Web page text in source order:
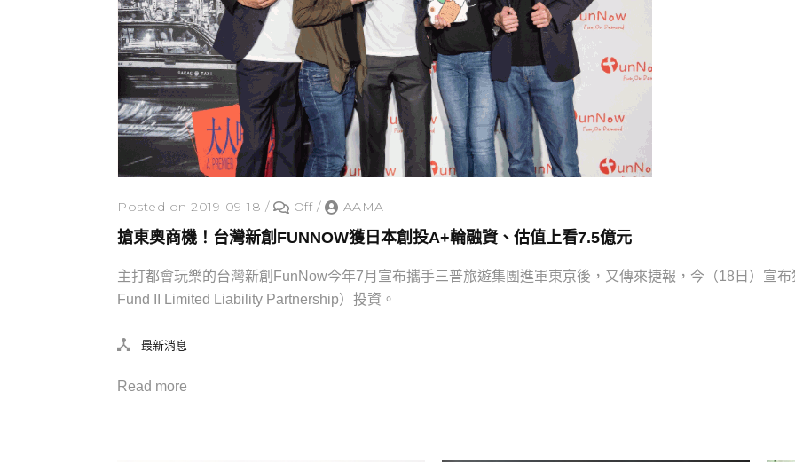
Posted on 2019-09-18 / Off / AAMA
搶東奧商機！台灣新創FUNNOW獲日本創投A+輪融資、估值上看7.5億元
主打都會玩樂的台灣新創FunNow今年7月宣布攜手三普旅遊集團進軍東京後，又傳來捷報，今（18日）宣
Fund II Limited Liability Partnership）投資。
最新消息
Read more